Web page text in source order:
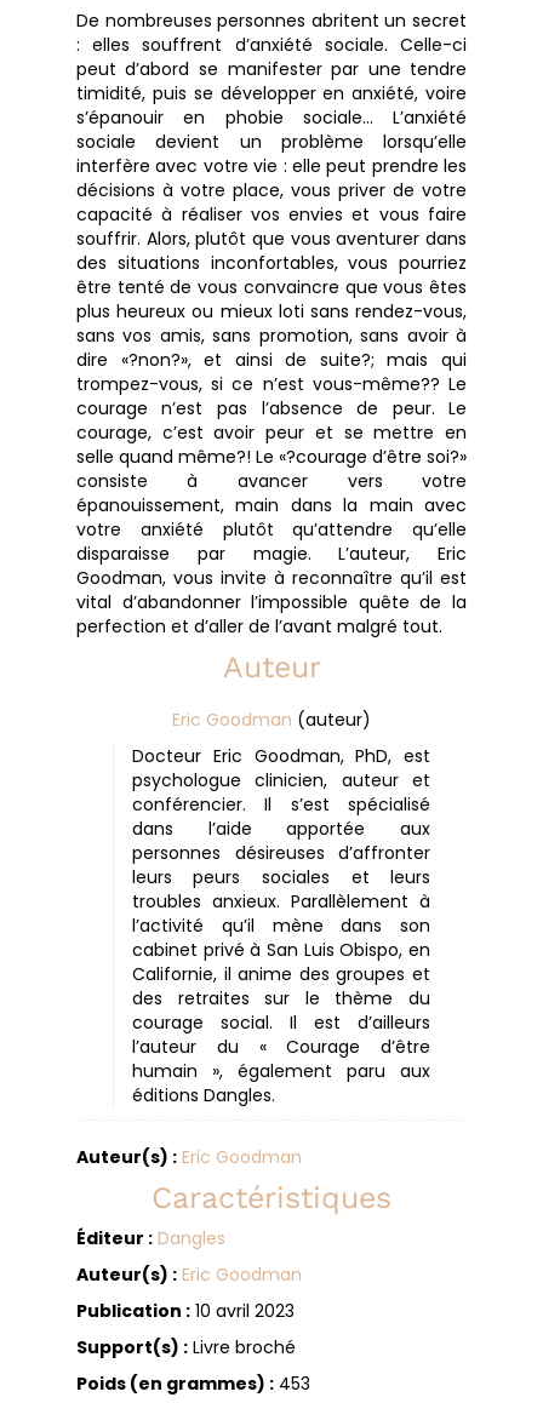
De nombreuses personnes abritent un secret
: elles souffrent d’anxiété sociale. Celle-ci
peut d’abord se manifester par une tendre
timidité, puis se développer en anxiété, voire
s’épanouir en phobie sociale… L’anxiété
sociale devient un problème lorsqu’elle
interfère avec votre vie : elle peut prendre les
décisions à votre place, vous priver de votre
capacité à réaliser vos envies et vous faire
souffrir. Alors, plutôt que vous aventurer dans
des situations inconfortables, vous pourriez
être tenté de vous convaincre que vous êtes
plus heureux ou mieux loti sans rendez-vous,
sans vos amis, sans promotion, sans avoir à
dire «?non?», et ainsi de suite?; mais qui
trompez-vous, si ce n’est vous-même?? Le
courage n’est pas l’absence de peur. Le
courage, c’est avoir peur et se mettre en
selle quand même?! Le «?courage d’être soi?»
consiste à avancer vers votre
épanouissement, main dans la main avec
votre anxiété plutôt qu’attendre qu’elle
disparaisse par magie. L’auteur, Eric
Goodman, vous invite à reconnaître qu’il est
vital d’abandonner l’impossible quête de la
perfection et d’aller de l’avant malgré tout.
Auteur
Eric Goodman (auteur)
Docteur Eric Goodman, PhD, est
psychologue clinicien, auteur et
conférencier. Il s’est spécialisé
dans l’aide apportée aux
personnes désireuses d’affronter
leurs peurs sociales et leurs
troubles anxieux. Parallèlement à
l’activité qu’il mène dans son
cabinet privé à San Luis Obispo, en
Californie, il anime des groupes et
des retraites sur le thème du
courage social. Il est d’ailleurs
l’auteur du « Courage d’être
humain », également paru aux
éditions Dangles.
Auteur(s) : Eric Goodman
Caractéristiques
Éditeur : Dangles
Auteur(s) : Eric Goodman
Publication :10 avril 2023
Support(s) :Livre broché
Poids (en grammes) :453